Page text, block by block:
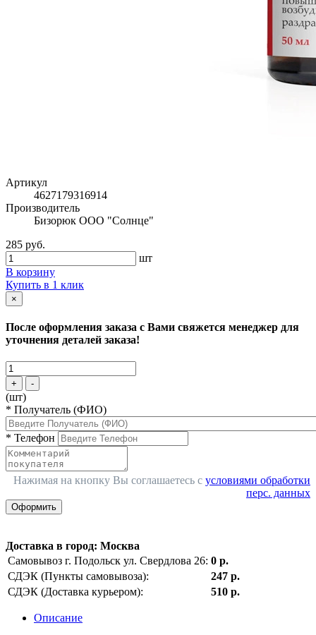
Артикул
4627179316914
Производитель
Бизорюк ООО "Солнце"
285 руб.
шт
В корзину
Купить в 1 клик
×
После оформления заказа с Вами свяжется менеджер для
уточнения деталей заказа!
+ -
(шт)
* Получатель (ФИО)
* Телефон
Нажимая на кнопку Вы соглашаетесь с условиями обработки
перс. данных
Оформить
Доставка в город: Москва
Самовывоз г. Подольск ул. Свердлова 26: 0 р.
СДЭК (Пункты самовывоза):
247 р.
СДЭК (Доставка курьером):
510 р.
Описание